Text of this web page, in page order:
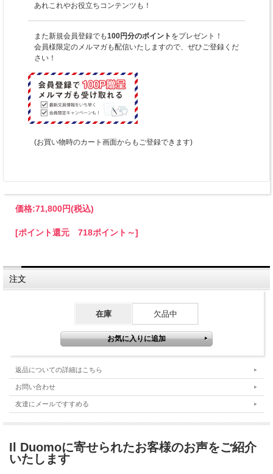
あれこれやお役立ちコンテンツも！
また新規会員登録でも100円分のポイント をプレゼント！
会員様限定のメルマガも配信いたしますので、ぜひご登録くだ
さい！
(お買い物時のカート画面からもご登録できます)
価格:71,800円(税込)
[ポイント還元 718ポイント～]
注文
在庫 欠品中
返品についての詳細はこちら
お問い合わせ
友達にメールですすめる
Il Duomoに寄せられたお客様のお声をご紹介
いたします